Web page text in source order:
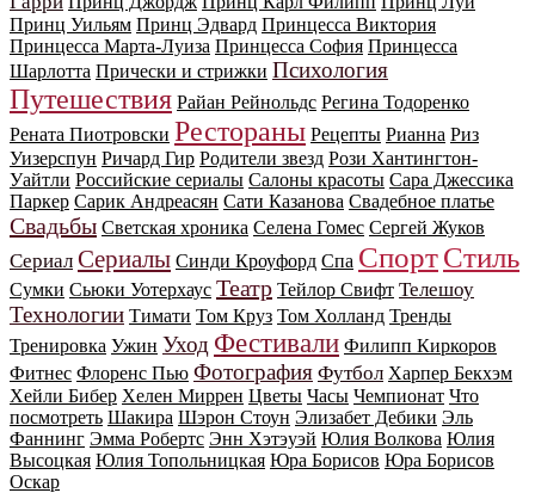
Принц Уильям Принц Эдвард Принцесса Виктория
Принцесса Марта-Луиза Принцесса София Принцесса
Шарлотта Прически и стрижки Психология
Путешествия Райан Рейнольдс Регина Тодоренко
Рената Пиотровски Рестораны Рецепты Рианна Риз
Уизерспун Ричард Гир Родители звезд Рози Хантингтон-
Уайтли Российские сериалы Салоны красоты Сара Джессика
Паркер Сарик Андреасян Сати Казанова Свадебное платье
Свадьбы Светская хроника Селена Гомес Сергей Жуков
Сериал Сериалы Синди Кроуфорд Спа СпортСтиль
Сумки Сьюки Уотерхаус Театр Тейлор Свифт Телешоу
Технологии Тимати Том Круз Том Холланд Тренды
Тренировка Ужин Уход Фестивали Филипп Киркоров
Фитнес Флоренс Пью Фотография Футбол Харпер Бекхэм
Хейли Бибер Хелен Миррен Цветы Часы Чемпионат Что
посмотреть Шакира Шэрон Стоун Элизабет Дебики Эль
Фаннинг Эмма Робертс Энн Хэтэуэй Юлия Волкова Юлия
Высоцкая Юлия Топольницкая Юра Борисов Юра Борисов
Оскар